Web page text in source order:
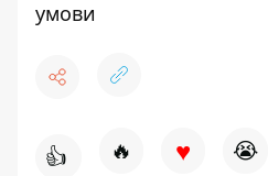
умови
👍 🔥 ♥ 😭